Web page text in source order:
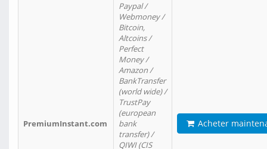
PremiumInstant.com
Paypal /
Webmoney /
Bitcoin,
Altcoins /
Perfect
Money /
Amazon /
BankTransfer
(world wide) /
TrustPay
(european
bank
transfer) /
QIWI (CIS
Acheter